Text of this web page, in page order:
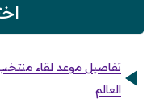
تفاصيل موعد لقاء
العالم